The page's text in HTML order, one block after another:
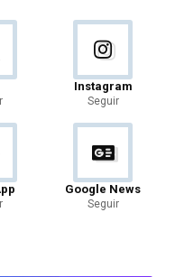
Instagram
Seguir
Google News
Seguir